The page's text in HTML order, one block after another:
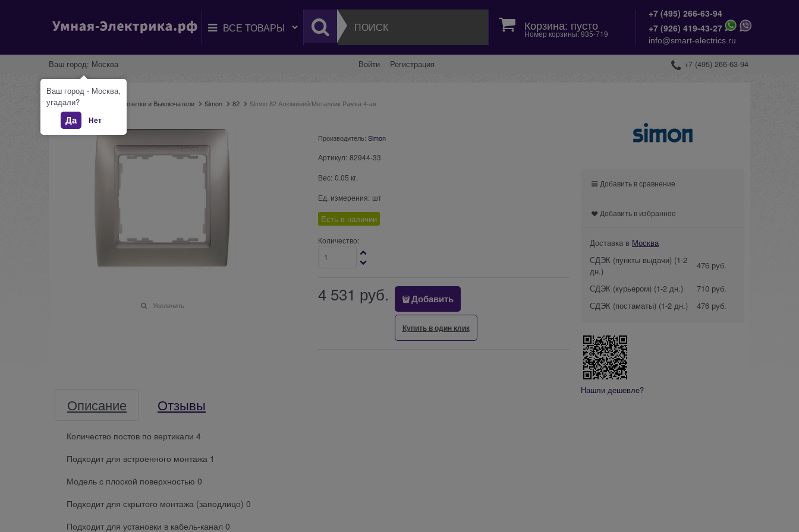
Корзина: пусто
Номер корзины: 935-719
+7 (495) 266-63-94
+7 (926) 419-43-27
info@smart-electrics.ru
Ваш город: Москва Войти Регистрация +7 (495) 266-63-94
Главная Розетки и Выключатели Simon 82 Simon 82 Алюминий/Металлик Рамка 4-ая
Увеличить
Производитель: Simon
Артикул: 82944-33
Вес: 0.05 кг.
Ед. измерения: шт
Есть в наличии
Количество:
4 531 руб. Добавить
Купить в один клик
Описание Отзывы
Количество постов по вертикали 4
Подходит для встроенного монтажа 1
Модель с плоской поверхностью 0
Подходит для скрытого монтажа (заподлицо) 0
Подходит для установки в кабель-канал 0
Добавить в сравнение
Добавить в избранное
Доставка в Москва
СДЭК (пункты выдачи) (1-2
дн.)
476 руб.
СДЭК (курьером) (1-2 дн.)
710 руб.
СДЭК (постаматы) (1-2 дн.) 476 руб.
Нашли дешевле?
Ваш город - Москва,
угадали?
Да Нет